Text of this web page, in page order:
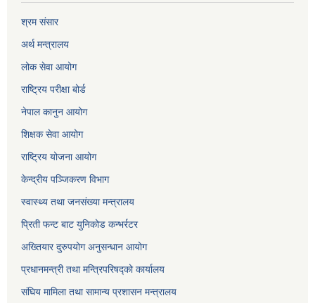
श्रम संसार
अर्थ मन्त्रालय
लोक सेवा आयोग
राष्ट्रिय परीक्षा बोर्ड
नेपाल कानुन आयोग
शिक्षक सेवा आयोग
राष्ट्रिय योजना आयोग
केन्द्रीय पञ्जिकरण विभाग
स्वास्थ्य तथा जनसंख्या मन्त्रालय
प्रिती फन्ट बाट युनिकोड कन्भर्रटर
अख्तियार दुरुपयोग अनुसन्धान आयोग
प्रधानमन्त्री तथा मन्त्रिपरिषद्को कार्यालय
संघिय मामिला तथा सामान्य प्रशासन मन्त्रालय